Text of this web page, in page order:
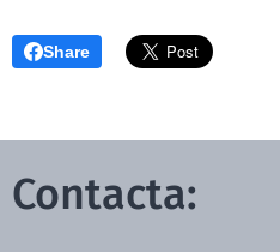
Share
Contacta: